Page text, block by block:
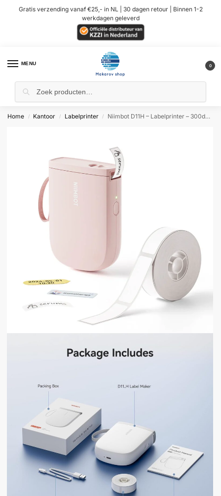
Gratis verzending vanaf €25,- in NL | 30 dagen retour | Binnen 1-2
werkdagen geleverd
MENU 0
Home / Kantoor / Labelprinter / Niimbot D11H – Labelprinter – 300dpi – Roze